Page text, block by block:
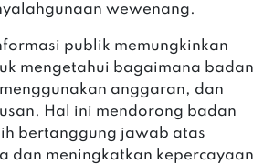
wewenang.
publik memungkinkan
mengetahui bagaimana badan
anggaran, dan
Hal ini mendorong badan
bertanggung jawab atas
dan meningkatkan kepercayaan